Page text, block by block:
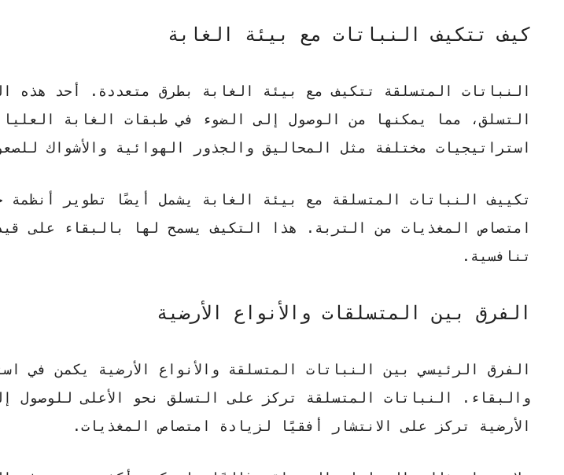
كيف تتكيف النباتات مع بيئة الغابة
النباتات المتسلقة تتكيف مع بيئة الغابة بطرق متعددة.
أحد هذه
التسلق، مما يمكنها من الوصول إلى الضوء في طبقات الغابة
استراتيجيات مختلفة مثل المحاليق والجذور الهوائية والأشواك
تكييف النباتات المتسلقة مع بيئة الغابة يشمل أيضًا تطوير أنظمة
امتصاص المغذيات من التربة. هذا التكيف يسمح لها بالبقاء على
تنافسية.
الفرق بين المتسلقات والأنواع الأرضية
الفرق الرئيسي بين النباتات المتسلقة والأنواع الأرضية يكمن في
والبقاء . النباتات المتسلقة تركز على التسلق نحو الأعلى للوصول
الأرضية تركز على الانتشار أفقيًا لزيادة امتصاص المغذيات.